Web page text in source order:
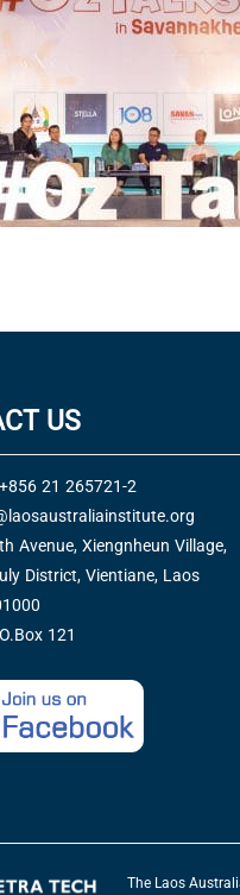
US
21 265721-2
Avenue, Xiengnheun Village,
District, Vientiane, Laos
121
The Laos